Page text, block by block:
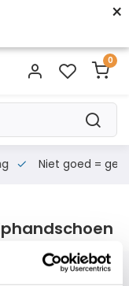
×
0
Niet goed = geld
Filters